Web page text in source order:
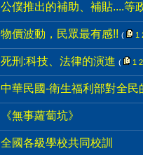
公僕推出的補助、補貼....等
物價波動，民眾最有感!! ( 1
死刑:科技、法律的演進 ( 1 2
中華民國-衛生福利部對全民
《無事蘿蔔坑》
全國各級學校共同校訓